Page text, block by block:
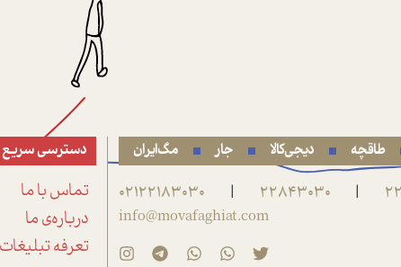
طاقچه دیجی‌کالا جار مگ‌ایران
|
22843030
|
02122183030
info@movafaghiat.com
دسترسی سریع
تماس با ما
درباره‌ی ما
تعرفه تبلیغات